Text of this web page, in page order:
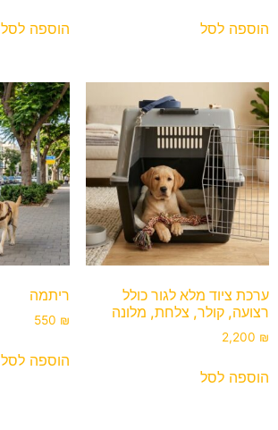
הוספה לסל הוספה לסל
ערכת ציוד מלא לגור כולל
רצועה, קולר, צלחת, מלונה
2,200 ₪
הוספה לסל
ריתמה
550 ₪
הוספה לסל